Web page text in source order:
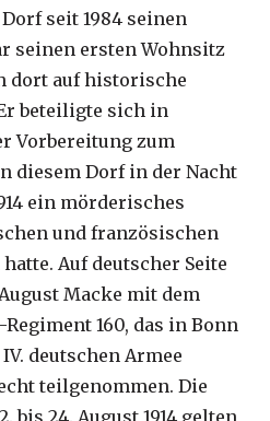
seit 1984 seinen
seinen ersten Wohnsitz
dort auf historische
beteiligte sich in
Vorbereitung zum
diesem Dorf in der Nacht
ein mörderisches
und französischen
Auf deutscher Seite
Macke mit dem
160, das in Bonn
deutschen Armee
teilgenommen. Die
bis 24. August 1914 gelten